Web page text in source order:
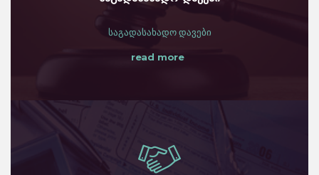
საგადასახადო დავები
read more